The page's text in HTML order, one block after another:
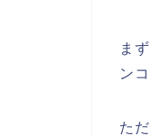
ま
ン
た